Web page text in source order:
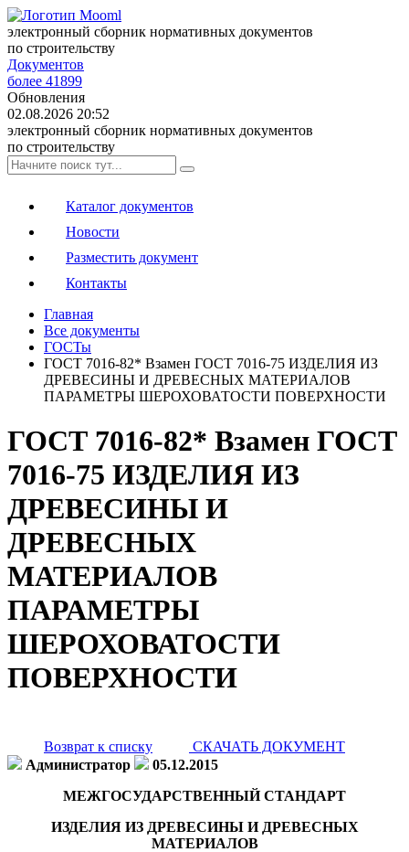
электронный сборник нормативных документов
по строительству
Документов
более 41899
Обновления
02.08.2026 20:52
электронный сборник нормативных документов
по строительству
Каталог документов
Новости
Разместить документ
Контакты
Главная
Все документы
ГОСТы
ГОСТ 7016-82* Взамен ГОСТ 7016-75 ИЗДЕЛИЯ ИЗ
ДРЕВЕСИНЫ И ДРЕВЕСНЫХ МАТЕРИАЛОВ
ПАРАМЕТРЫ ШЕРОХОВАТОСТИ ПОВЕРХНОСТИ
ГОСТ 7016-82* Взамен ГОСТ
7016-75 ИЗДЕЛИЯ ИЗ
ДРЕВЕСИНЫ И
ДРЕВЕСНЫХ
МАТЕРИАЛОВ
ПАРАМЕТРЫ
ШЕРОХОВАТОСТИ
ПОВЕРХНОСТИ
Возврат к списку
СКАЧАТЬ ДОКУМЕНТ
Администратор
05.12.2015
МЕЖГОСУДАРСТВЕННЫЙ СТАНДАРТ
ИЗДЕЛИЯ ИЗ ДРЕВЕСИНЫ И ДРЕВЕСНЫХ
МАТЕРИАЛОВ